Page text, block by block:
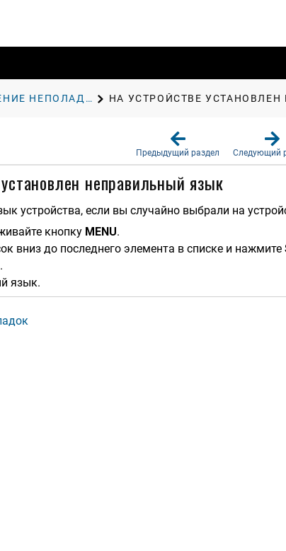
УСТРАНЕНИЕ НЕПОЛАДОК НА УСТРОЙСТВЕ
Предыдущий раздел Следующий
неправильный язык
устройства, если вы случайно выбрали на
кнопку MENU.
вниз до последнего элемента в списке и нажмите
.
язык.